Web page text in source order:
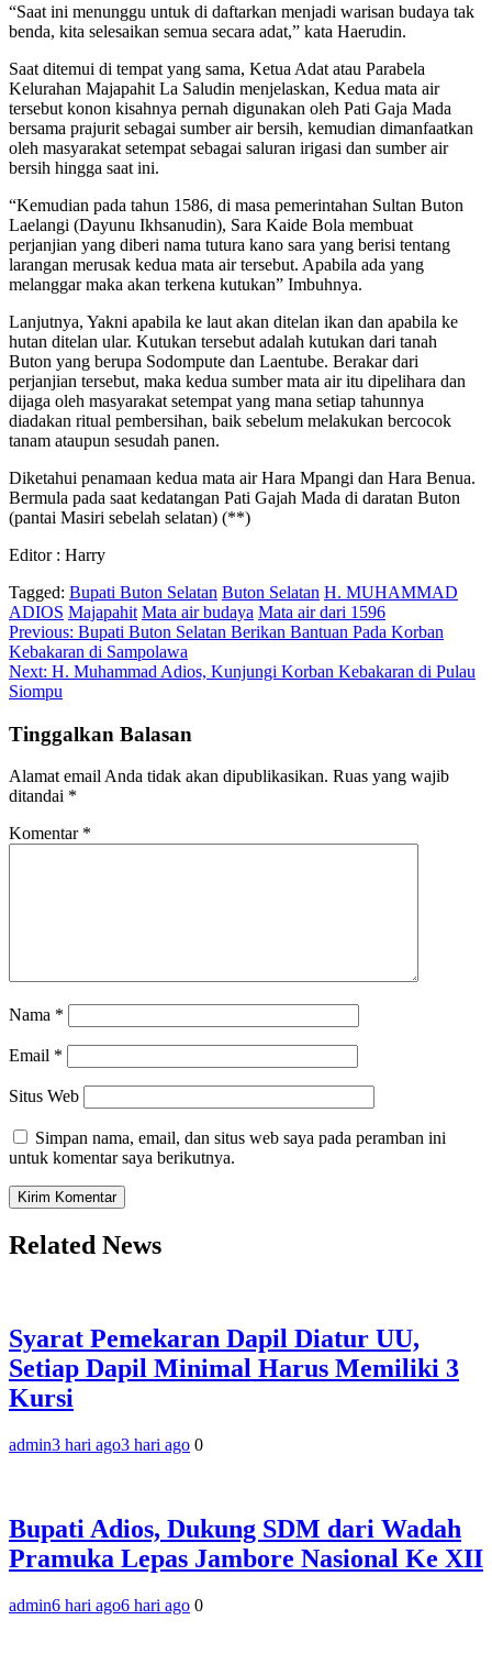
“Saat ini menunggu untuk di daftarkan menjadi warisan budaya tak
benda, kita selesaikan semua secara adat,” kata Haerudin.
Saat ditemui di tempat yang sama, Ketua Adat atau Parabela
Kelurahan Majapahit La Saludin menjelaskan, Kedua mata air
tersebut konon kisahnya pernah digunakan oleh Pati Gaja Mada
bersama prajurit sebagai sumber air bersih, kemudian dimanfaatkan
oleh masyarakat setempat sebagai saluran irigasi dan sumber air
bersih hingga saat ini.
“Kemudian pada tahun 1586, di masa pemerintahan Sultan Buton
Laelangi (Dayunu Ikhsanudin), Sara Kaide Bola membuat
perjanjian yang diberi nama tutura kano sara yang berisi tentang
larangan merusak kedua mata air tersebut. Apabila ada yang
melanggar maka akan terkena kutukan” Imbuhnya.
Lanjutnya, Yakni apabila ke laut akan ditelan ikan dan apabila ke
hutan ditelan ular. Kutukan tersebut adalah kutukan dari tanah
Buton yang berupa Sodompute dan Laentube. Berakar dari
perjanjian tersebut, maka kedua sumber mata air itu dipelihara dan
dijaga oleh masyarakat setempat yang mana setiap tahunnya
diadakan ritual pembersihan, baik sebelum melakukan bercocok
tanam ataupun sesudah panen.
Diketahui penamaan kedua mata air Hara Mpangi dan Hara Benua.
Bermula pada saat kedatangan Pati Gajah Mada di daratan Buton
(pantai Masiri sebelah selatan) (**)
Editor : Harry
Tagged: Bupati Buton Selatan Buton Selatan H. MUHAMMAD
ADIOS Majapahit Mata air budaya Mata air dari 1596
Navigasi
pos
Previous: Bupati Buton Selatan Berikan Bantuan Pada Korban
Kebakaran di Sampolawa
Next: H. Muhammad Adios, Kunjungi Korban Kebakaran di Pulau
Siompu
Tinggalkan Balasan
Alamat email Anda tidak akan dipublikasikan. Ruas yang wajib
ditandai *
Komentar *
Nama *
Email *
Situs Web
Simpan nama, email, dan situs web saya pada peramban ini
untuk komentar saya berikutnya.
Related News
Syarat Pemekaran Dapil Diatur UU,
Setiap Dapil Minimal Harus Memiliki 3
Kursi
admin3 hari ago3 hari ago 0
Bupati Adios, Dukung SDM dari Wadah
Pramuka Lepas Jambore Nasional Ke XII
admin6 hari ago6 hari ago 0